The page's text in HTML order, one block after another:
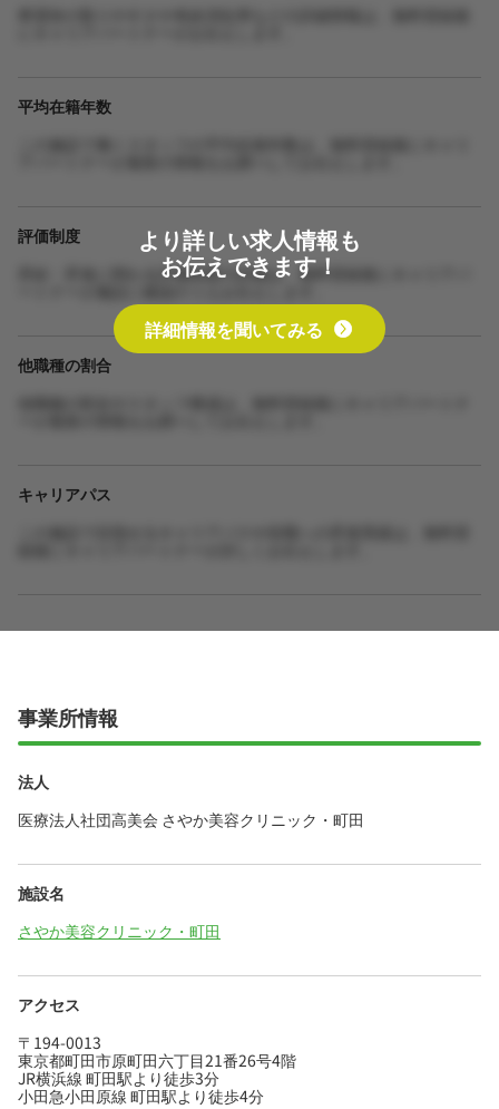
平均在籍年数
評価制度
昇給・昇進に関わる評価制度の詳細は、無料登録後にキャリアパ
他職種の割合
キャリアパス
より詳しい求人情報も
お伝えできます！
詳細情報を聞いてみる
事業所情報
法人
医療法人社団高美会 さやか美容クリニック・町田
施設名
さやか美容クリニック・町田
アクセス
〒194-0013
東京都町田市原町田六丁目21番26号4階
JR横浜線 町田駅より徒歩3分
小田急小田原線 町田駅より徒歩4分